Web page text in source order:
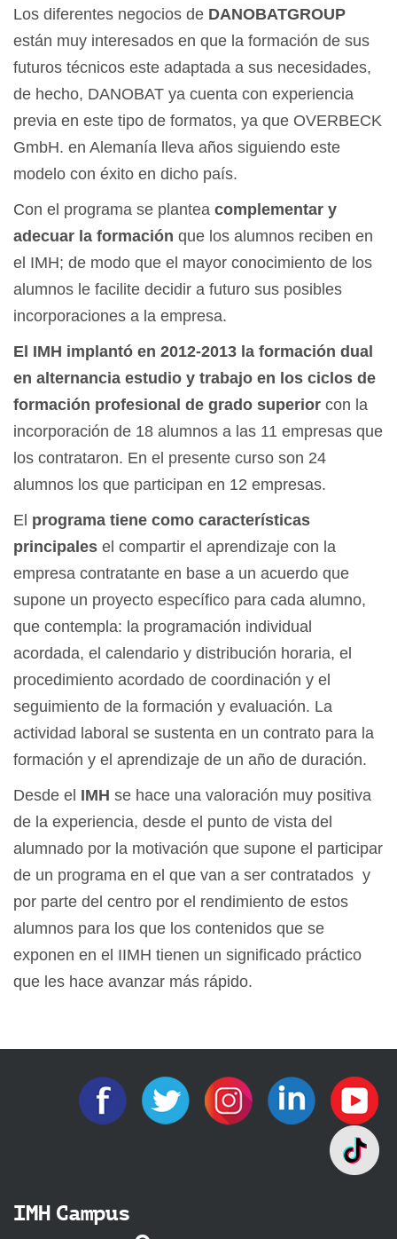
Los diferentes negocios de DANOBATGROUP
están muy interesados en que la formación de sus
futuros técnicos este adaptada a sus necesidades,
de hecho, DANOBAT ya cuenta con experiencia
previa en este tipo de formatos, ya que OVERBECK
GmbH. en Alemanía lleva años siguiendo este
modelo con éxito en dicho país.
Con el programa se plantea complementar y
adecuar la formación que los alumnos reciben en
el IMH; de modo que el mayor conocimiento de los
alumnos le facilite decidir a futuro sus posibles
incorporaciones a la empresa.
El IMH implantó en 2012-2013 la formación dual
en alternancia estudio y trabajo en los ciclos de
formación profesional de grado superior con la
incorporación de 18 alumnos a las 11 empresas que
los contrataron. En el presente curso son 24
alumnos los que participan en 12 empresas.
El programa tiene como características
principales el compartir el aprendizaje con la
empresa contratante en base a un acuerdo que
supone un proyecto específico para cada alumno,
que contempla: la programación individual
acordada, el calendario y distribución horaria, el
procedimiento acordado de coordinación y el
seguimiento de la formación y evaluación. La
actividad laboral se sustenta en un contrato para la
formación y el aprendizaje de un año de duración.
Desde el IMH se hace una valoración muy positiva
de la experiencia, desde el punto de vista del
alumnado por la motivación que supone el participar
de un programa en el que van a ser contratados y
por parte del centro por el rendimiento de estos
alumnos para los que los contenidos que se
exponen en el IIMH tienen un significado práctico
que les hace avanzar más rápido.
IMH Campus